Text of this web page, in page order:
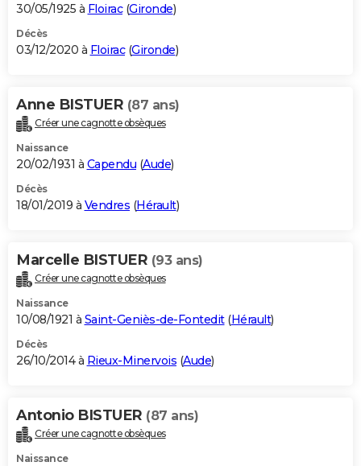
30/05/1925 à Floirac(Gironde)
Décès
03/12/2020 à Floirac(Gironde)
Anne BISTUER (87 ans)
Créer une cagnotte obsèques
Naissance
20/02/1931 à Capendu (Aude)
Décès
18/01/2019 à Vendres (Hérault)
Marcelle BISTUER (93 ans)
Créer une cagnotte obsèques
Naissance
10/08/1921 à Saint-Geniès-de-Fontedit(Hérault)
Décès
26/10/2014 à Rieux-Minervois (Aude)
Antonio BISTUER (87 ans)
Créer une cagnotte obsèques
Naissance